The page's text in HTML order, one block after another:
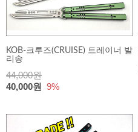
KOB-크루즈(CRUISE) 트레이너 발
리송
44,000원
40,000원 9%